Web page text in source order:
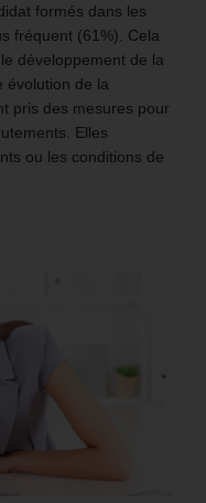
formés dans les
fréquent (61%). Cela
développement de la
évolution de la
pris des mesures pour
Elles
ou les conditions de